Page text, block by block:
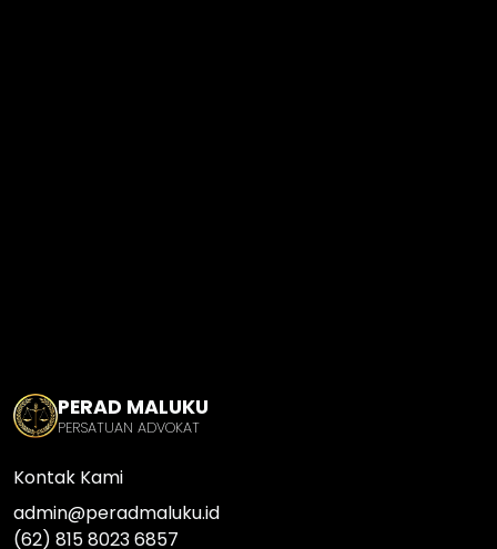
PERAD MALUKU
PERSATUAN ADVOKAT
Kontak Kami
admin@peradmaluku.id
(62) 815 8023 6857